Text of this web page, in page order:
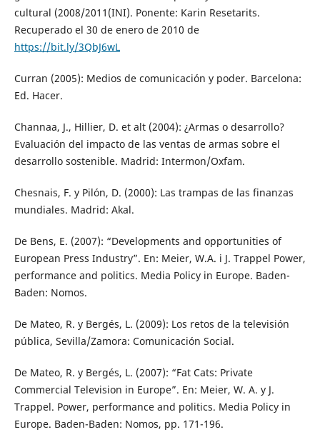
cultural (2008/2011(INI). Ponente: Karin Resetarits.
Recuperado el 30 de enero de 2010 de
https://bit.ly/3QbJ6wL
Curran (2005): Medios de comunicación y poder. Barcelona:
Ed. Hacer.
Channaa, J., Hillier, D. et alt (2004): ¿Armas o desarrollo?
Evaluación del impacto de las ventas de armas sobre el
desarrollo sostenible. Madrid: Intermon/Oxfam.
Chesnais, F. y Pilón, D. (2000): Las trampas de las finanzas
mundiales. Madrid: Akal.
De Bens, E. (2007): “Developments and opportunities of
European Press Industry”. En: Meier, W.A. i J. Trappel Power,
performance and politics. Media Policy in Europe. Baden-
Baden: Nomos.
De Mateo, R. y Bergés, L. (2009): Los retos de la televisión
pública, Sevilla/Zamora: Comunicación Social.
De Mateo, R. y Bergés, L. (2007): “Fat Cats: Private
Commercial Television in Europe”. En: Meier, W. A. y J.
Trappel. Power, performance and politics. Media Policy in
Europe. Baden-Baden: Nomos, pp. 171-196.